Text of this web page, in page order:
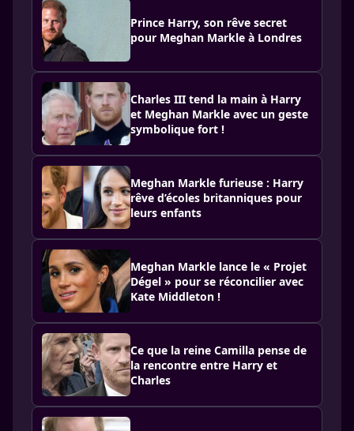
Prince Harry, son rêve secret
pour Meghan Markle à Londres
Charles III tend la main à Harry
et Meghan Markle avec un geste
symbolique fort !
Meghan Markle furieuse : Harry
rêve d’écoles britanniques pour
leurs enfants
Meghan Markle lance le « Projet
Dégel » pour se réconcilier avec
Kate Middleton !
Ce que la reine Camilla pense de
la rencontre entre Harry et
Charles